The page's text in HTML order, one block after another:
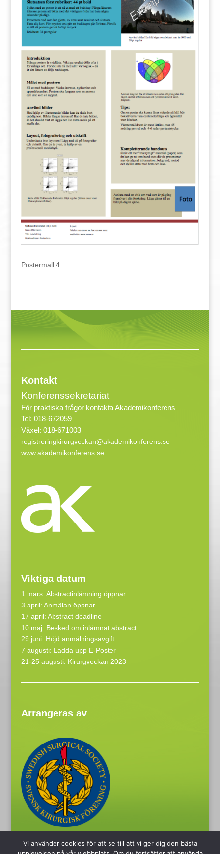
Postermall 4
Kontakt
Konferenssekretariat
För praktiska frågor kontakta Akademikonferens
Tel: 018-672059
Växel: 018-671003
registreringkirurgveckan@akademikonferens.se
www.akademikonferens.se
Viktiga datum
1 mars: Abstractinlämning öppnar
3 april: Anmälan öppnar
17 april: Abstract deadline
10 maj: Besked om inlämnat abstract
29 juni: Höjd anmälningsavgift
7 augusti: Ladda upp E-Poster
21-25 augusti: Kirurgveckan 2023
Arrangeras av
Vi använder cookies för att se till att vi ger dig den bästa